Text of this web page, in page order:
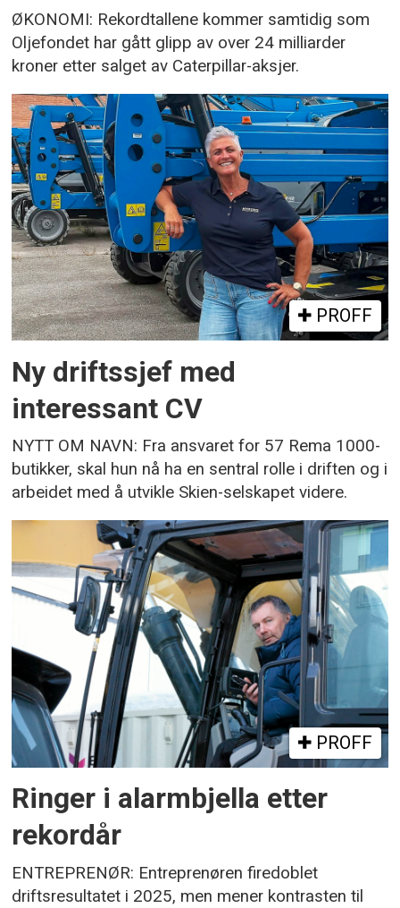
ØKONOMI: Rekordtallene kommer samtidig som
Oljefondet har gått glipp av over 24 milliarder
kroner etter salget av Caterpillar-aksjer.
PROFF
Ny driftssjef med
interessant CV
NYTT OM NAVN: Fra ansvaret for 57 Rema 1000-
butikker, skal hun nå ha en sentral rolle i driften og i
arbeidet med å utvikle Skien-selskapet videre.
PROFF
Ringer i alarmbjella etter
rekordår
ENTREPRENØR: Entreprenøren firedoblet
driftsresultatet i 2025, men mener kontrasten til